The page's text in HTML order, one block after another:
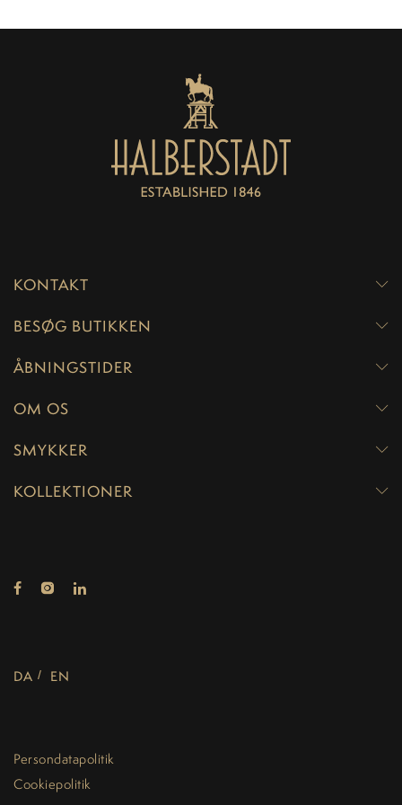
KONTAKT
BESØG BUTIKKEN
ÅBNINGSTIDER
OM OS
SMYKKER
KOLLEKTIONER
DA EN
Persondatapolitik
Cookiepolitik